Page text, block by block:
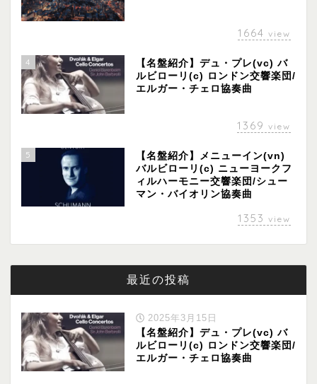
1664 view
4
【名盤紹介】デュ・プレ(vc) バ
ルビローリ(c) ロンドン交響楽団/
エルガー・チェロ協奏曲
1369 view
5
【名盤紹介】メニューイン(vn)
バルビローリ(c) ニューヨークフ
ィルハーモニー交響楽団/シュー
マン・バイオリン協奏曲
1353 view
最近の投稿
2025年3月15日
【名盤紹介】デュ・プレ(vc) バ
ルビローリ(c) ロンドン交響楽団/
エルガー・チェロ協奏曲